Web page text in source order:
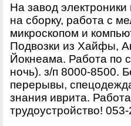
На завод
на сборку, работа с
микроскопом и
Подвозки из Хайфы,
Йокнеама. Работа по
ночь). з/п 8000-8500.
перерывы,
знания иврита.
трудоустройство!